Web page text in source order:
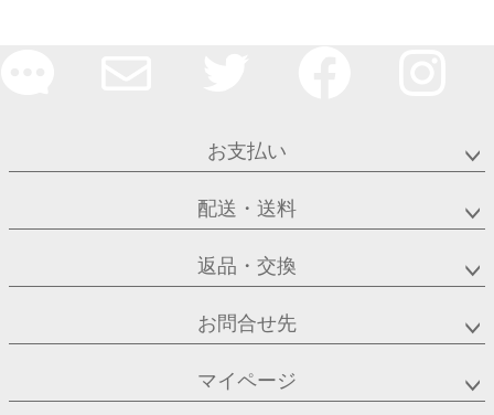
お支払い
配送・送料
返品・交換
お問合せ先
マイページ